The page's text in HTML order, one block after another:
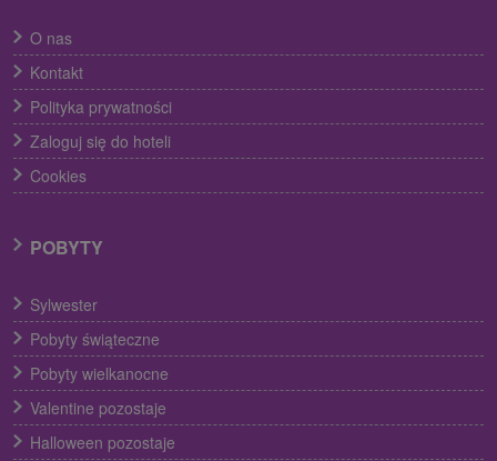
O nas
Kontakt
Polityka prywatności
Zaloguj się do hoteli
Cookies
POBYTY
Sylwester
Pobyty świąteczne
Pobyty wielkanocne
Valentine pozostaje
Halloween pozostaje